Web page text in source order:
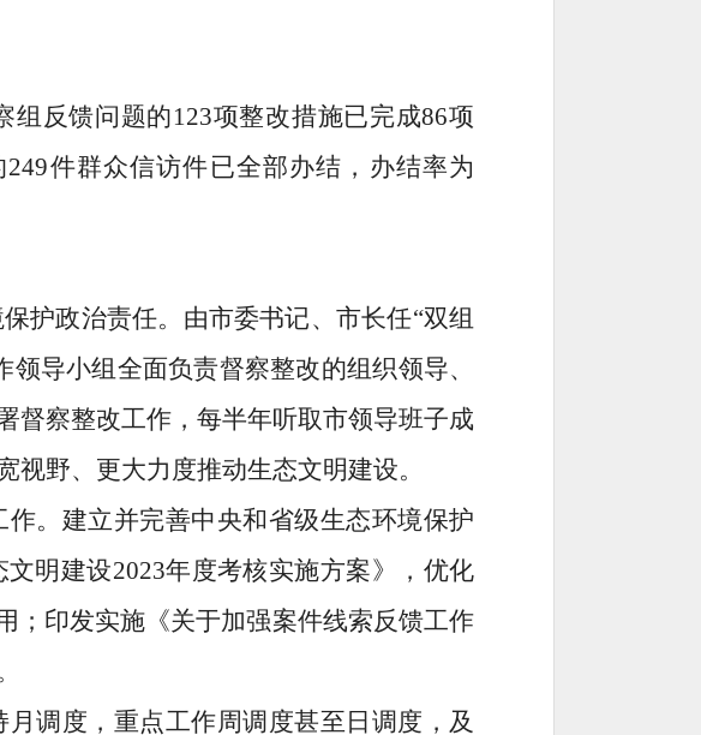
组反馈问题的123项整改措施已完成86项
249件群众信访件已全部办结，办结率为
护政治责任。 由市委书记、市长任“双组
领导小组全面负责督察整改的组织领导、
督察整改工作，每半年听取市领导班子成
视野、更大力度推动生态文明建设。
作。 建立并完善中央和省级生态环境保护
文明建设2023年度考核实施方案》，优化
； 印发实施《关于加强案件线索反馈工作
月调度，重点工作周调度甚至日调度，及